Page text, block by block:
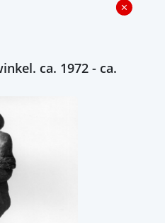
ca. 1972 - ca.